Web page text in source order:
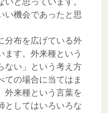
い機会であったと思
分布を広げている外
ます。外来種という
ない」という考え方
ての場合に当てはま
外来種という言葉を
としてはいろいろな